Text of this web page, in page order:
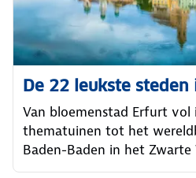
De 22 leukste steden
Van bloemenstad Erfurt vol
thematuinen tot het
Baden-Baden in het Zwarte